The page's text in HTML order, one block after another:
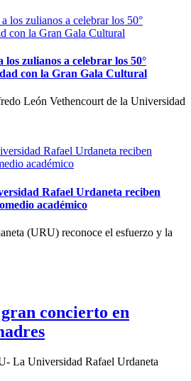
zulianos a celebrar los 50°
con la Gran Gala Cultural
León Vethencourt de la Universidad
Rafael Urdaneta reciben
académico
(URU) reconoce el esfuerzo y la
concierto en
La Universidad Rafael Urdaneta